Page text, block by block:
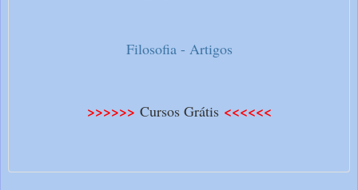
Filosofia - Artigos
>>>>>> Cursos Grátis <<<<<<